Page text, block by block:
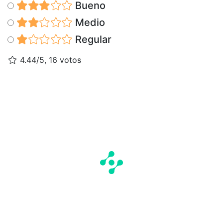
Bueno
Medio
Regular
4.44/5, 16 votos